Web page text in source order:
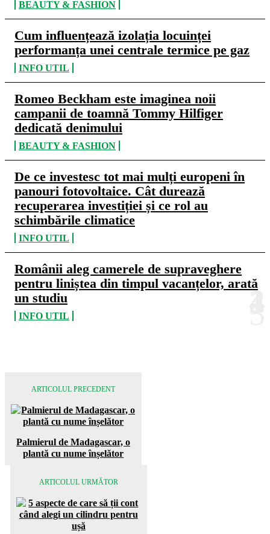
BEAUTY & FASHION
Cum influențează izolația locuinței
performanța unei centrale termice pe gaz
INFO UTIL
Romeo Beckham este imaginea noii
campanii de toamnă Tommy Hilfiger
dedicată denimului
BEAUTY & FASHION
De ce investesc tot mai mulți europeni în
panouri fotovoltaice. Cât durează
recuperarea investiției și ce rol au
schimbările climatice
INFO UTIL
Românii aleg camerele de supraveghere
pentru liniștea din timpul vacanțelor, arată
un studiu
INFO UTIL
ARTICOLUL PRECEDENT
Palmierul de Madagascar, o
plantă cu nume ȋnșelător
ARTICOLUL URMĂTOR